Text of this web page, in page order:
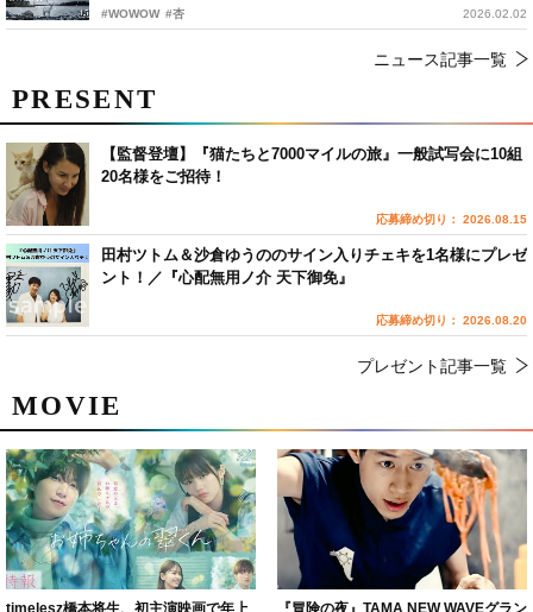
#WOWOW #杏 2026.02.02
ニュース記事一覧
MOVIE
timelesz橋本将生、初主演映画で年上
『冒険の夜』TAMA NEW WAVEグラン
PRESENT
【監督登壇】『猫たちと7000マイルの旅』一般試写会に10組
20名様をご招待！
応募締め切り： 2026.08.15
田村ツトム＆沙倉ゆうののサイン入りチェキを1名様にプレゼ
ント！／『心配無用ノ介 天下御免』
応募締め切り： 2026.08.20
プレゼント記事一覧